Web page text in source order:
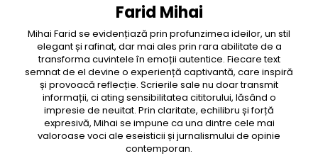
Farid Mihai
Mihai Farid se evidențiază prin profunzimea ideilor, un stil
elegant și rafinat, dar mai ales prin rara abilitate de a
transforma cuvintele în emoții autentice. Fiecare text
semnat de el devine o experiență captivantă, care inspiră
și provoacă reflecție. Scrierile sale nu doar transmit
informații, ci ating sensibilitatea cititorului, lăsând o
impresie de neuitat. Prin claritate, echilibru și forță
expresivă, Mihai se impune ca una dintre cele mai
valoroase voci ale eseisticii și jurnalismului de opinie
contemporan.